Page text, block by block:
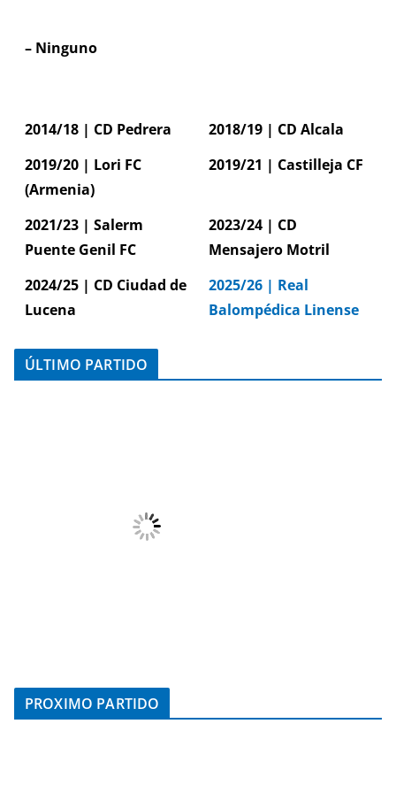
– Ninguno
2014/18 | CD Pedrera
2018/19 | CD Alcala
2019/20 | Lori FC
(Armenia)
2019/21 | Castilleja CF
2021/23 | Salerm
Puente Genil FC
2023/24 | CD
Mensajero Motril
2024/25 | CD Ciudad de
Lucena
2025/26 | Real
Balompédica Linense
ÚLTIMO PARTIDO
PROXIMO PARTIDO